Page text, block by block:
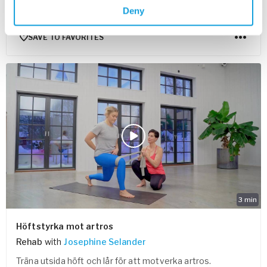
Deny
med kraft och dynamik för mer utrymme i höfterna.
SAVE TO FAVORITES
3 min
Höftstyrka mot artros
Rehab with Josephine Selander
Träna utsida höft och lår för att motverka artros.